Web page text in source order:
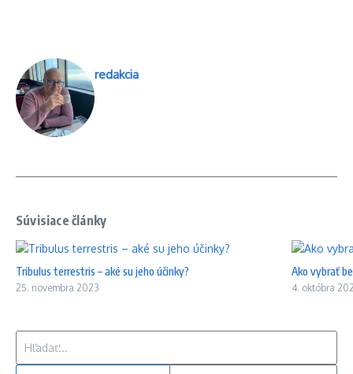
redakcia
Súvisiace články
Tribulus terrestris – aké su jeho účinky?
25. novembra 2023
Ako vybrať
4. októbra